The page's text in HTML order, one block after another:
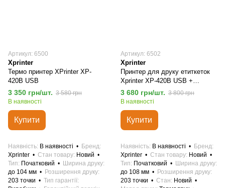
Артикул: 6500
Xprinter
Термо принтер XPrinter XP-
420B USB
3 350 грн/шт. 3 580 грн
В наявності
Купити
Наявність В наявності
Бренд
Xprinter
Стан товару Новий
Тип
Початковий
Ширина друку
до 104 мм
Розширення друку
203 точки
Тип гарантії
Артикул: 6502
Xprinter
Принтер для друку етиткеток
Xprinter XP-420B USB +
Ethernet
3 680 грн/шт. 3 800 грн
В наявності
Купити
Наявність В наявності
Бренд
Xprinter
Стан товару Новий
Тип
Початковий
Ширина друку
до 108 мм
Розширення друку
203 точки
Стан
Новий